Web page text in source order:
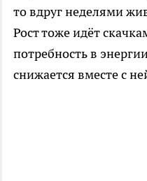
то вдруг неделями
Рост тоже идёт
потребность в
снижается вместе с